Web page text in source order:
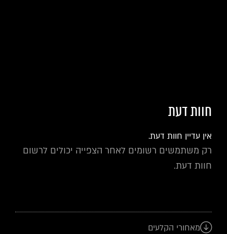
חוות דעת
אין עדיין חוות דעת.
רק משתמשים רשומים לאחר הצפייה יכולים לרשום
חוות דעת.
מאחורי הקלעים